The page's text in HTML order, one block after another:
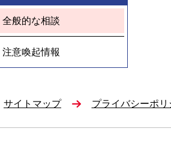
全般的な相談
注意喚起情報
サイトマップ プライバシーポリ